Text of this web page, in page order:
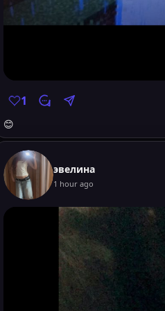
1
😊
эвелина
1 hour ago